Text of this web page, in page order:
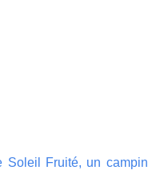
Soleil Fruité, un